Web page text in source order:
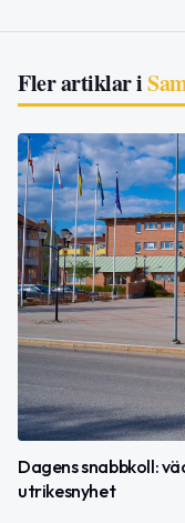
Fler artiklar i
Dagens snabbkoll:
utrikesnyhet